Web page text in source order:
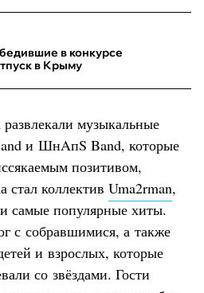
в конкурсе
в Крыму
музыкальные
и ШнAпS Band, которые
позитивом,
стал коллектив Uma2rman,
самые популярные хиты.
с собравшимися, а также
и взрослых, которые
со звёздами. Гости